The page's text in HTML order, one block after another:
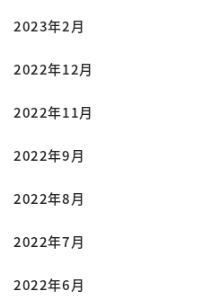
2023年2月
2022年12月
2022年11月
2022年9月
2022年8月
2022年7月
2022年6月